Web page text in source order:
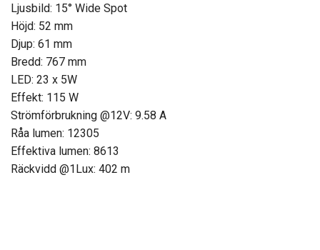
Ljusbild: 15° Wide Spot
Höjd: 52 mm
Djup: 61 mm
Bredd: 767 mm
LED: 23 x 5W
Effekt: 115 W
Strömförbrukning @12V: 9.58 A
Råa lumen: 12305
Effektiva lumen: 8613
Räckvidd @1Lux: 402 m